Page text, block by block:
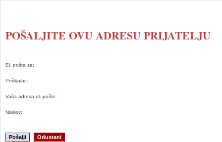
POŠALJITE OVU ADRESU PRIJATELJU
El. pošta za:
Pošiljalac:
Vaša adresa el. pošte:
Naslov:
Pošalji Odustani